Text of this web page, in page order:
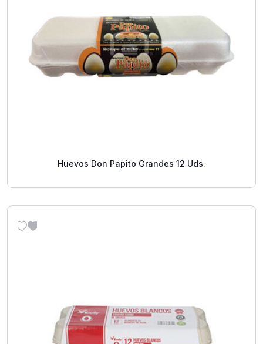
Huevos Don Papito Grandes 12 Uds.